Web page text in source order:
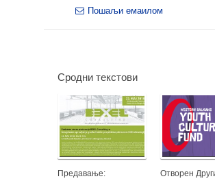
Пошаљи емаилом
Сродни текстови
Предавање:
Отворен